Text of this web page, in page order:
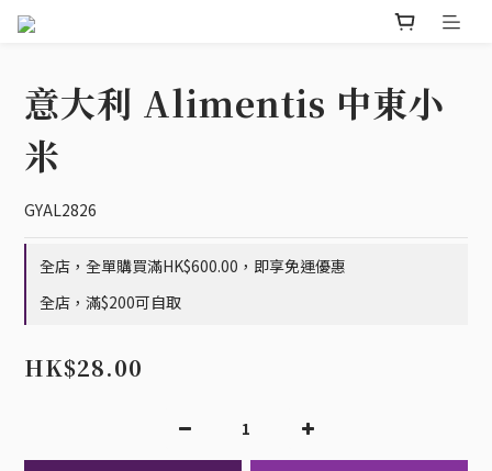
意大利 Alimentis 中東小
米
GYAL2826
全店，全單購買滿HK$600.00，即享免運優惠
全店，滿$200可自取
HK$28.00